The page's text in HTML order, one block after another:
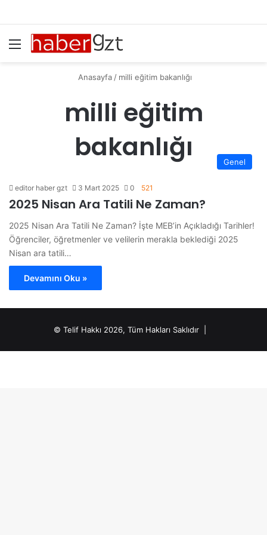
Menü
Anasayfa / milli eğitim bakanlığı
milli eğitim
bakanlığı
Genel
editor haber gzt 3 Mart 2025 0 521
2025 Nisan Ara Tatili Ne Zaman?
2025 Nisan Ara Tatili Ne Zaman? İşte MEB’in Açıkladığı Tarihler!
Öğrenciler, öğretmenler ve velilerin merakla beklediği 2025
Nisan ara tatili…
Devamını Oku »
© Telif Hakkı 2026, Tüm Hakları Saklıdır |